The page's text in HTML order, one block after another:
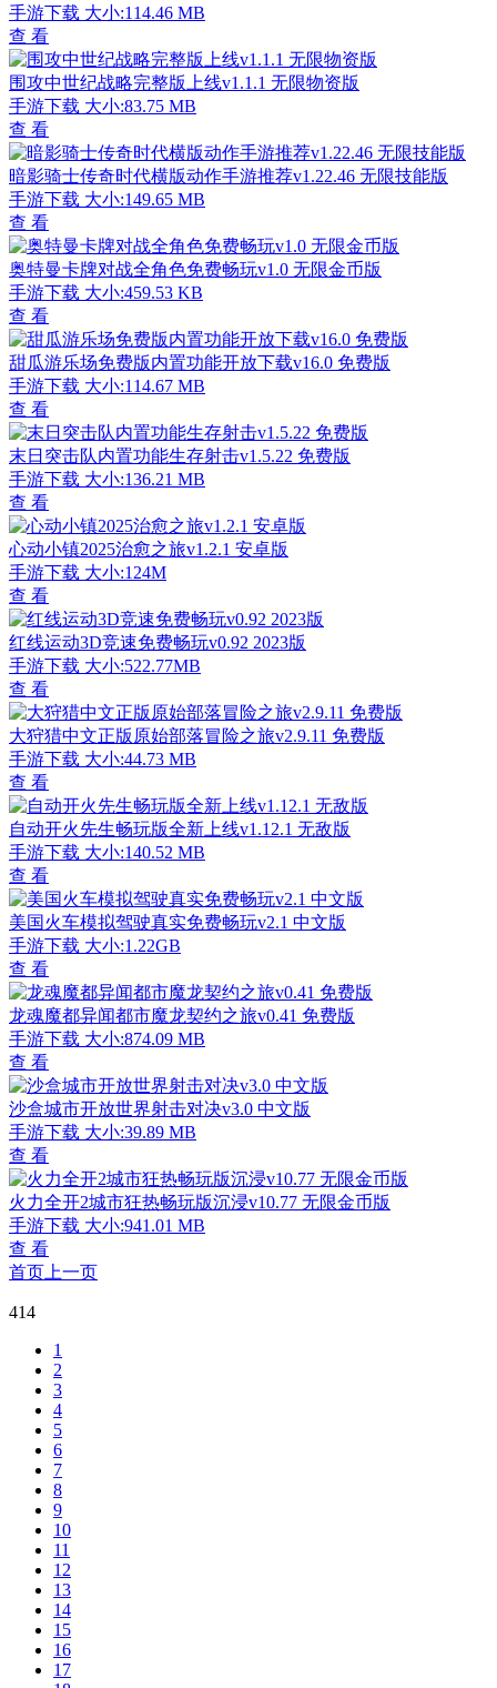
手游下载 大小:114.46 MB
查 看
围攻中世纪战略完整版上线v1.1.1 无限物资版
手游下载 大小:83.75 MB
查 看
暗影骑士传奇时代横版动作手游推荐v1.22.46 无限技能版
手游下载 大小:149.65 MB
查 看
奥特曼卡牌对战全角色免费畅玩v1.0 无限金币版
手游下载 大小:459.53 KB
查 看
甜瓜游乐场免费版内置功能开放下载v16.0 免费版
手游下载 大小:114.67 MB
查 看
末日突击队内置功能生存射击v1.5.22 免费版
手游下载 大小:136.21 MB
查 看
心动小镇2025治愈之旅v1.2.1 安卓版
手游下载 大小:124M
查 看
红线运动3D竞速免费畅玩v0.92 2023版
手游下载 大小:522.77MB
查 看
大狩猎中文正版原始部落冒险之旅v2.9.11 免费版
手游下载 大小:44.73 MB
查 看
自动开火先生畅玩版全新上线v1.12.1 无敌版
手游下载 大小:140.52 MB
查 看
美国火车模拟驾驶真实免费畅玩v2.1 中文版
手游下载 大小:1.22GB
查 看
龙魂魔都异闻都市魔龙契约之旅v0.41 免费版
手游下载 大小:874.09 MB
查 看
沙盒城市开放世界射击对决v3.0 中文版
手游下载 大小:39.89 MB
查 看
火力全开2城市狂热畅玩版沉浸v10.77 无限金币版
手游下载 大小:941.01 MB
查 看
首页 上一页
414
1
2
3
4
5
6
7
8
9
10
11
12
13
14
15
16
17